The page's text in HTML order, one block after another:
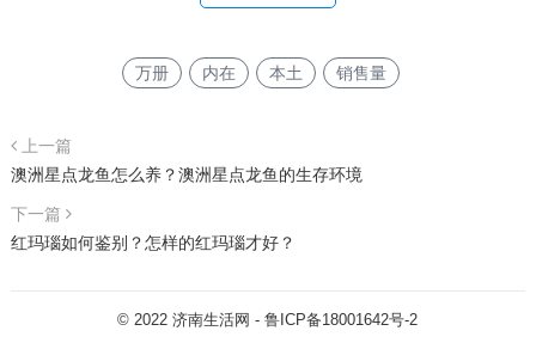
万册 内在 本土 销售量
上一篇
澳洲星点龙鱼怎么养？澳洲星点龙鱼的生存环境
下一篇
红玛瑙如何鉴别？怎样的红玛瑙才好？
© 2022济南生活网 -鲁ICP备18001642号-2